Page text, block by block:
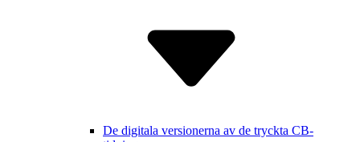
De digitala versionerna av de tryckta CB-